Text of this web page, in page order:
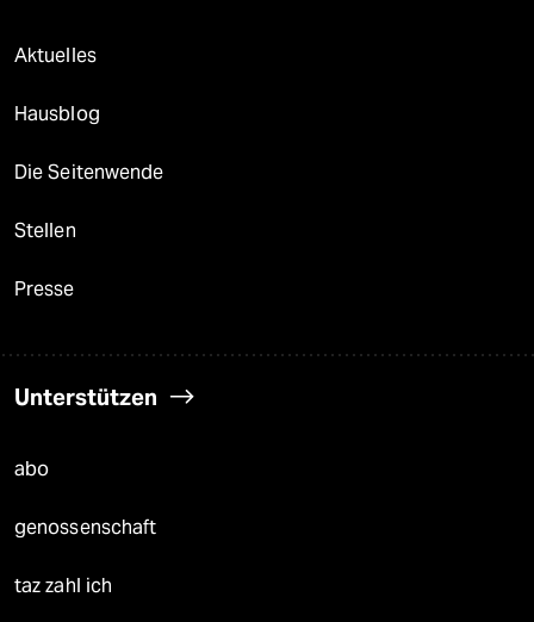
Aktuelles
Hausblog
Die Seitenwende
Stellen
Presse
Unterstützen
abo
genossenschaft
taz zahl ich